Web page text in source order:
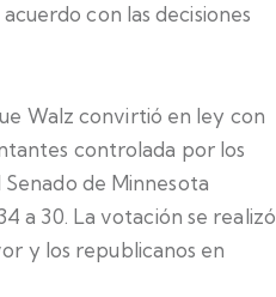
con las decisiones
Walz convirtió en ley con
controlada por los
de Minnesota
a 30. La votación se realizó
y los republicanos en